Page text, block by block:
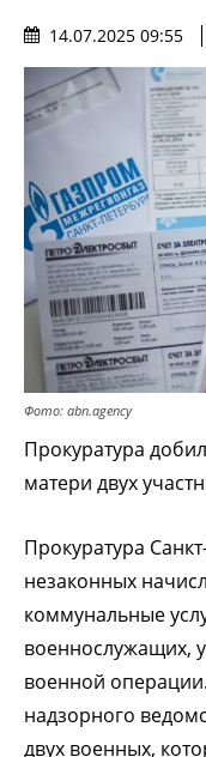
14.07.2025 09:55
Фото: abn.agency
Прокуратура
матери двух
Прокуратура
незаконных
коммунальные
военнослужащих,
военной
надзорного
двух военных,